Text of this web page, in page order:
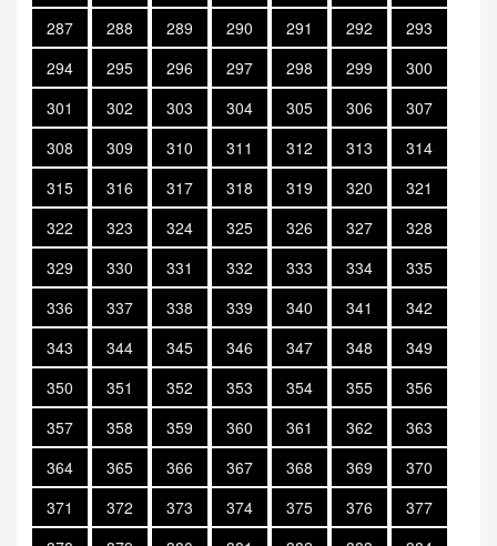
287
288 289 290 291 292
293
294
295 296 297 298 299
300
301
302 303 304 305 306
307
308
309 310 311 312 313
314
315
316 317 318 319 320
321
322
323 324 325 326 327
328
329
330 331 332 333 334
335
336
337 338 339 340 341
342
343
344 345 346 347 348
349
350
351 352 353 354 355
356
357
358 359 360 361 362
363
364
365 366 367 368 369
370
371
372 373 374 375 376
377